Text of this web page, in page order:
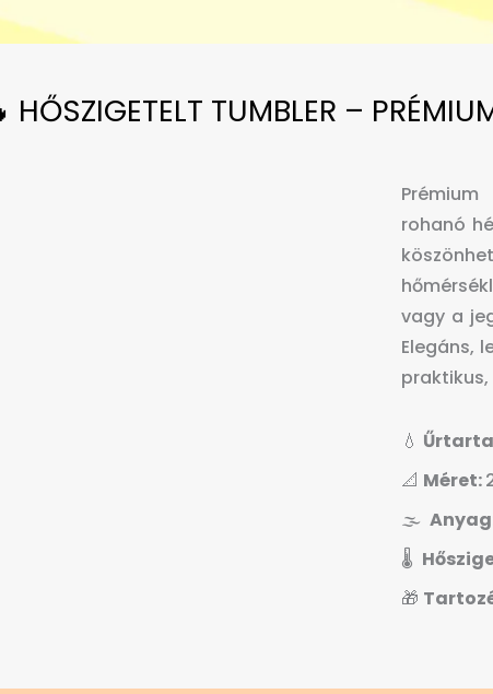
HŐSZIGETELT TUMBLER –
rohanó
vagy a
Elegáns,
💧
📐 Méret:
🌫️
🌡️
🎁